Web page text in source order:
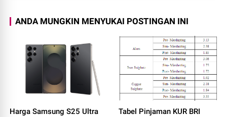
ANDA MUNGKIN MENYUKAI POSTINGAN INI
Harga Samsung S25 Ultra
Tabel Pinjaman KUR BRI